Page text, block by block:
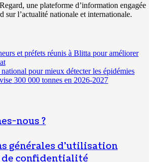
une plateforme d’information engagée
sur l’actualité nationale et internationale.
et préfets réunis à Blitta pour améliorer
pour mieux détecter les épidémies
300 000 tonnes en 2026-2027
nous ?
générales d’utilisation
confidentialité